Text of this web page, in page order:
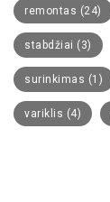
remontas (24)
stabdžiai (3)
surinkimas (1)
variklis (4)